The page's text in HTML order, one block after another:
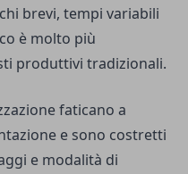
brevi, tempi variabili
è molto più
produttivi tradizionali.
faticano a
e sono costretti
e modalità di